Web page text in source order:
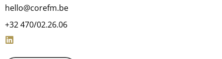
hello@corefm.be
+32 470/02.26.06